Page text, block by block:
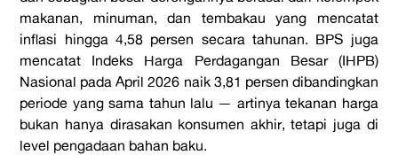
makanan, minuman, dan tembakau yang mencatat
inflasi hingga 4,58 persen secara tahunan. BPS juga
mencatat Indeks Harga Perdagangan Besar (IHPB)
Nasional pada April 2026 naik 3,81 persen dibandingkan
periode yang sama tahun lalu — artinya tekanan harga
bukan hanya dirasakan konsumen akhir, tetapi juga di
level pengadaan bahan baku.